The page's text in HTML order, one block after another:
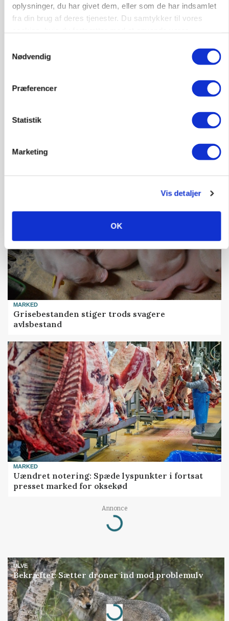
oplysninger, du har givet dem, eller som de har indsamlet
fra din brug af deres tjenester. Du samtykker til vores
Nødvendig
Præferencer
Statistik
Marketing
Vis detaljer
OK
Før såmaskinen kører: Her er efterårets største
MARKED
Grisebestanden stiger trods svagere
avlsbestand
MARKED
Uændret notering: Spæde lyspunkter i fortsat
presset marked for oksekød
Annonce
Loading...
ULVE
Bekræftet: Sætter droner ind mod problemulv
Annonce
Loading...